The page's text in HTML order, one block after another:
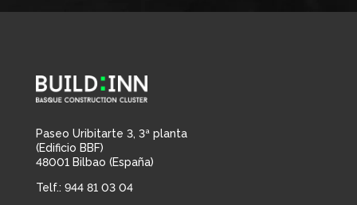
Paseo Uribitarte 3, 3ª planta
(Edificio BBF)
48001 Bilbao (España)
Telf.: 944 81 03 04